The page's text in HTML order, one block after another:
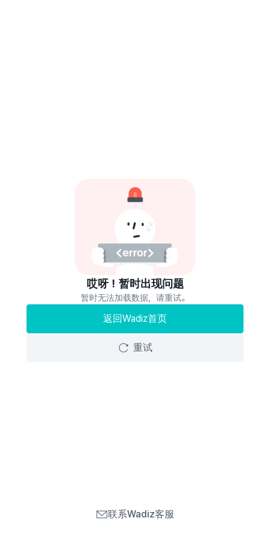
哎呀！暂时出现问题
暂时无法加载数据，请重试。
返回Wadiz首页
重试
联系Wadiz客服